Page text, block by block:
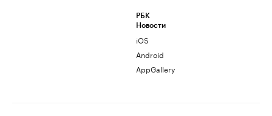
РБК
Новости
iOS
Android
AppGallery